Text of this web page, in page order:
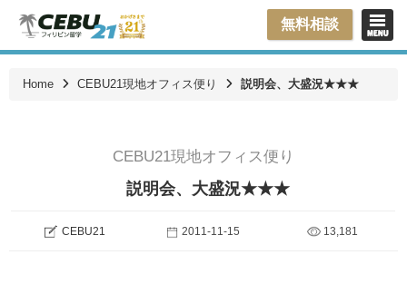
無料相談
Home CEBU21現地オフィス便り 説明会、大盛況★★★
CEBU21現地オフィス便り
説明会、大盛況★★★
CEBU21 2011-11-15 13,181